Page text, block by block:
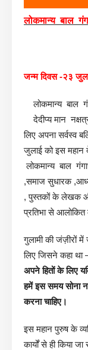
लोकमान्य बाल
जन्म दिवस -२३
लोकमान्य बाल
देदीप्य मान
लिए अपना सर्वस्व
जुलाई को इस महान
लोकमान्य बाल
,समाज सुधारक
, पुस्तकों के लेखक
प्रतिभा से
गुलामी की जंज़ीरों
लिए जिसने कहा था
अपने हितों के लिए
हमें इस समय सोना
करना चाहिए।
इस महान पुरुष के
कार्यों से ही किया